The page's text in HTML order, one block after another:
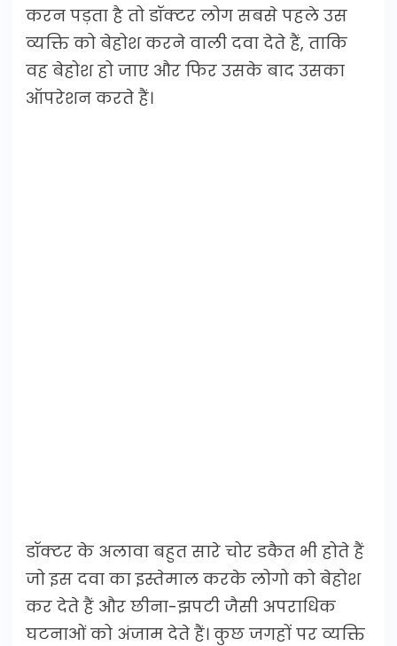
करन पड़ता है तो डॉक्टर लोग सबसे पहले उस
व्यक्ति को बेहोश करने वाली दवा देते हैं, ताकि
वह बेहोश हो जाए और फिर उसके बाद उसका
ऑपरेशन करते हैं।
डॉक्टर के अलावा बहुत सारे चोर डकैत भी होते हैं
जो इस दवा का इस्तेमाल करके लोगो को बेहोश
कर देते हैं और छीना-झपटी जैसी अपराधिक
घटनाओं को अंजाम देते हैं। कुछ जगहों पर व्यक्ति